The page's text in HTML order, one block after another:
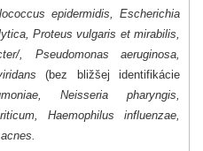
epidermidis, Escherichia
Proteus vulgaris et mirabilis,
, Pseudomonas aeruginosa,
(bez bližšej identifikácie
Neisseria pharyngis,
Haemophilus influenzae,